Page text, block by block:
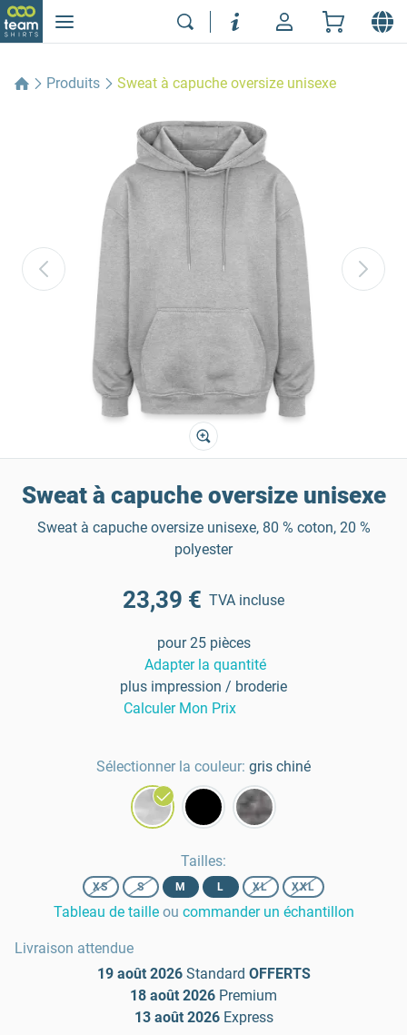
Produits Sweat à capuche oversize unisexe
Sweat à capuche oversize unisexe
Sweat à capuche oversize unisexe, 80 % coton, 20 %
polyester
23,39 € TVA incluse
pour 25 pièces
Adapter la quantité
plus impression / broderie
Calculer Mon Prix
Sélectionner la couleur: gris chiné
Tailles:
XS S M L XL XXL
Tableau de taille ou commander un échantillon
Livraison attendue
19 août 2026 Standard OFFERTS
18 août 2026 Premium
13 août 2026 Express